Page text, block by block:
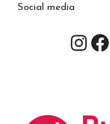
Social media